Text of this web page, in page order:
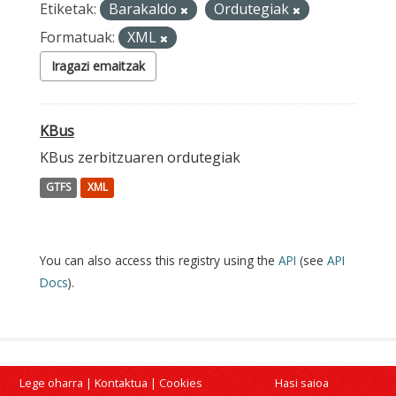
Etiketak: Barakaldo
Ordutegiak
Formatuak:
XML
Iragazi emaitzak
KBus
KBus zerbitzuaren ordutegiak
GTFS XML
You can also access this registry using the API (see API
Docs).
Lege oharra | Kontaktua | Cookies Hasi saioa